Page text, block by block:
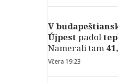
V
Újpestpadol
Namerali tam
Včera 19:23